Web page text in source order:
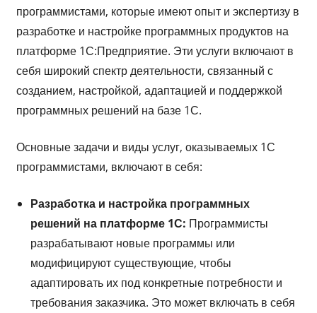
программистами, которые имеют опыт и экспертизу в
разработке и настройке программных продуктов на
платформе 1С:Предприятие. Эти услуги включают в
себя широкий спектр деятельности, связанный с
созданием, настройкой, адаптацией и поддержкой
программных решений на базе 1С.
Основные задачи и виды услуг, оказываемых 1С
программистами, включают в себя:
Разработка и настройка программных
решений на платформе 1С: Программисты
разрабатывают новые программы или
модифицируют существующие, чтобы
адаптировать их под конкретные потребности и
требования заказчика. Это может включать в себя